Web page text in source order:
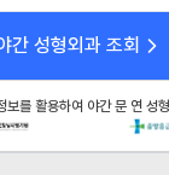
간 성형외과 조회
보를 활용하여 야간 문 연 성